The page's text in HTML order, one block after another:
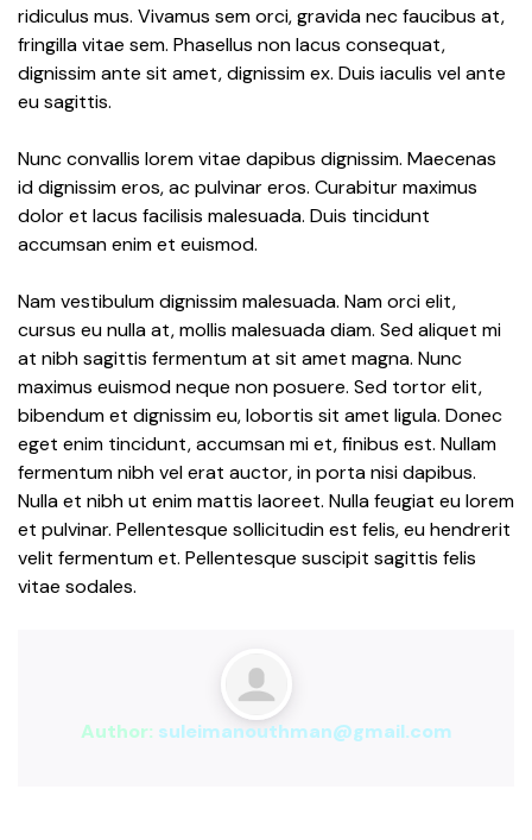
ridiculus mus. Vivamus sem orci, gravida nec faucibus at,
fringilla vitae sem. Phasellus non lacus consequat,
dignissim ante sit amet, dignissim ex. Duis iaculis vel ante
eu sagittis.
Nunc convallis lorem vitae dapibus dignissim. Maecenas
id dignissim eros, ac pulvinar eros. Curabitur maximus
dolor et lacus facilisis malesuada. Duis tincidunt
accumsan enim et euismod.
Nam vestibulum dignissim malesuada. Nam orci elit,
cursus eu nulla at, mollis malesuada diam. Sed aliquet mi
at nibh sagittis fermentum at sit amet magna. Nunc
maximus euismod neque non posuere. Sed tortor elit,
bibendum et dignissim eu, lobortis sit amet ligula. Donec
eget enim tincidunt, accumsan mi et, finibus est. Nullam
fermentum nibh vel erat auctor, in porta nisi dapibus.
Nulla et nibh ut enim mattis laoreet. Nulla feugiat eu lorem
et pulvinar. Pellentesque sollicitudin est felis, eu hendrerit
velit fermentum et. Pellentesque suscipit sagittis felis
vitae sodales.
Author: suleimanouthman@gmail.com